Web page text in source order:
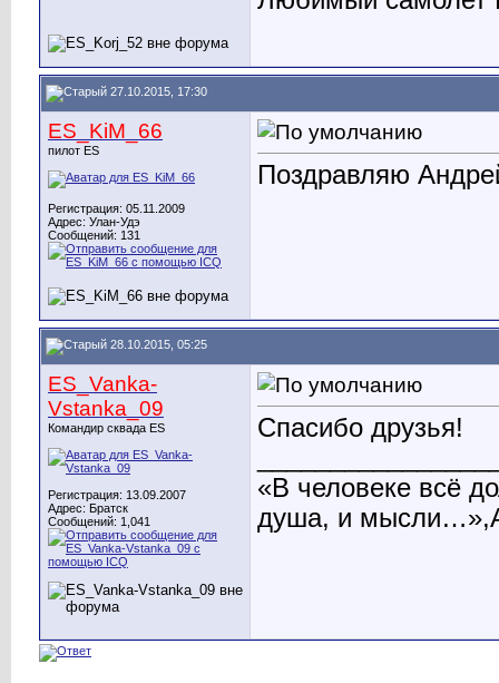
27.10.2015, 17:30
ES_KiM_66
пилот ES
Регистрация: 05.11.2009
Адрес: Улан-Удэ
Сообщений: 131
Поздравляю
28.10.2015, 05:25
ES_Vanka-
Vstanka_09
Командир сквада ES
Регистрация: 13.09.2007
Адрес: Братск
Сообщений: 1,041
Спасибо друзья!
«В человеке всё
душа, и